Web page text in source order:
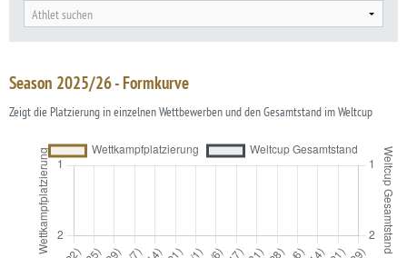
Athlet suchen
Season 2025/26 - Formkurve
Zeigt die Platzierung in einzelnen Wettbewerben und den Gesamtstand im Weltcup